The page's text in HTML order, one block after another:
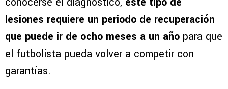
lesiones requiere un periodo de recuperación
que puede ir de ocho meses a un año para que
el futbolista pueda volver a competir con
garantías.